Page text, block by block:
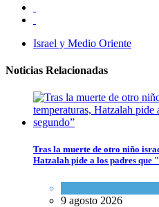
Israel y Medio Oriente
Noticias Relacionadas
Tras la muerte de otro niño
Hatzalah pide a los padres que
9 agosto 2026